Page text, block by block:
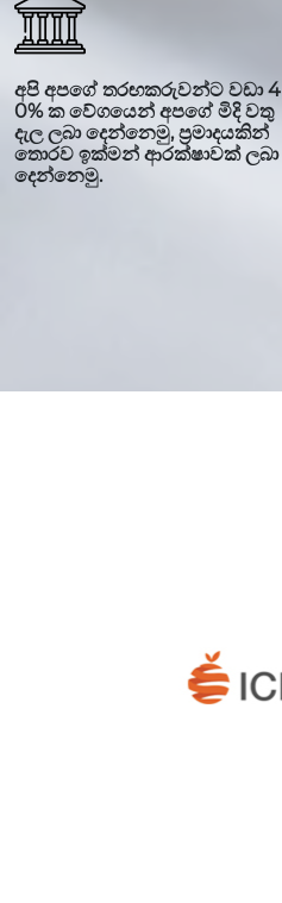
අපි අපගේ තරඟකරුවන්ට වඩා 4
0% ක වේගයෙන් අපගේ මිදි වතු
දැල ලබා දෙන්නෙමු, ප්‍රමාදයකින්
තොරව ඉක්මන් ආරක්ෂාවක් ලබා
දෙන්නෙමු.